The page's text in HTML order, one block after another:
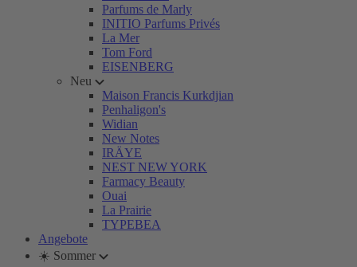
Parfums de Marly
INITIO Parfums Privés
La Mer
Tom Ford
EISENBERG
Neu
Maison Francis Kurkdjian
Penhaligon's
Widian
New Notes
IRÄYE
NEST NEW YORK
Farmacy Beauty
Ouai
La Prairie
TYPEBEA
Angebote
☀️ Sommer